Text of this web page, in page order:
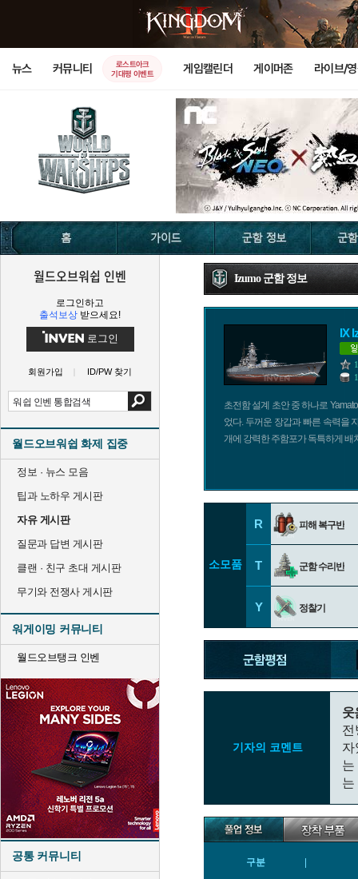
뉴스 커뮤니티
로스트아크
기대평 이벤트
게임캘린더 게이머존 라이브/
월드오브워쉽 인벤
로그인하고
출석보상 받으세요!
로그인
회원가입 ID/PW 찾기
월드오브워쉽 화제 집중
정보 · 뉴스 모음
팁과 노하우 게시판
자유 게시판
질문과 답변 게시판
클랜 · 친구 초대 게시판
무기와 전쟁사 게시판
워게이밍 커뮤니티
월드오브탱크 인벤
공통 커뮤니티
Izumo 군함 정보
IX
초전함 설계 초안 중 하나로
었다. 두꺼운 장갑과 빠른 속력을
개에 강력한 주함포가 독특하게 배
소모품
R 피해 복구반
T 군함 수리반
Y 정찰기
기자의 코멘트
웃
전
자
는
는
구분